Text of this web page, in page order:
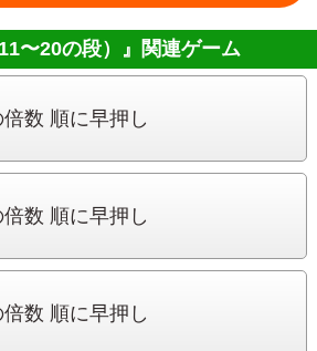
〜20の段）』 関連ゲーム
倍数 順に早押し
倍数 順に早押し
倍数 順に早押し